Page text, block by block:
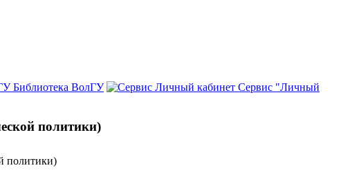
Библиотека ВолГУ
Сервис "Личный
политики)
политики)